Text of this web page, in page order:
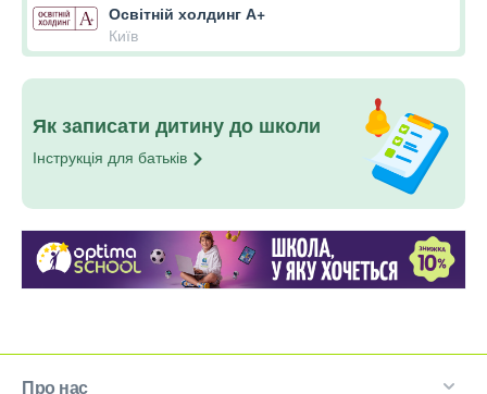
Освітній холдинг А+
Київ
Як записати дитину до школи
Інструкція для батьків
Про нас